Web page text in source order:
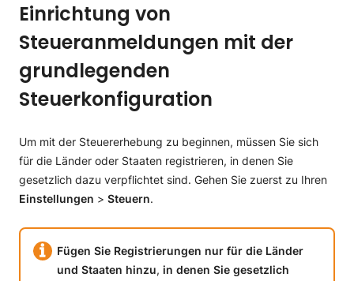
Einrichtung von
Steueranmeldungen mit der
grundlegenden
Steuerkonfiguration
Um mit der Steuererhebung zu beginnen, müssen Sie sich
für die Länder oder Staaten registrieren, in denen Sie
gesetzlich dazu verpflichtet sind. Gehen Sie zuerst zu Ihren
Einstellungen > Steuern.
Fügen Sie Registrierungen nur für die Länder
und Staaten hinzu, in denen Sie gesetzlich